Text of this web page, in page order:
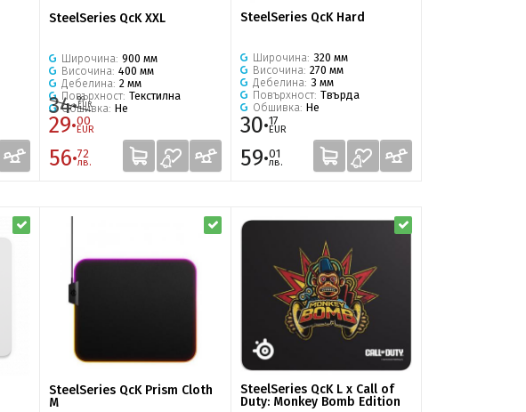
SteelSeries QcK XXL
Широчина: 900 мм
Височина: 400 мм
Дебелина: 2 мм
Повърхност: Текстилна
Обшивка: Не
34·99
EUR
29·00
EUR
56·72
лв.
SteelSeries QcK Hard
Широчина: 320 мм
Височина: 270 мм
Дебелина: 3 мм
Повърхност: Твърда
Обшивка: Не
30·17
EUR
59·01
лв.
SteelSeries QcK Prism Cloth
M
SteelSeries QcK L x Call of
Duty: Monkey Bomb Edition